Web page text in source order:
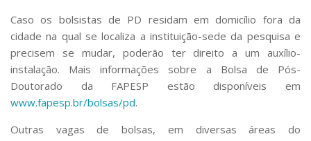
Caso os bolsistas de PD residam em domicílio fora da
cidade na qual se localiza a instituição-sede da pesquisa e
precisem se mudar, poderão ter direito a um auxílio-
instalação. Mais informações sobre a Bolsa de Pós-
Doutorado da FAPESP estão disponíveis em
www.fapesp.br/bolsas/pd.
Outras vagas de bolsas, em diversas áreas do